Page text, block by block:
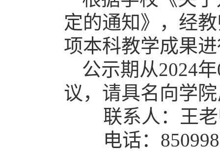
定的通知》，经
项本科教学成果
公示期从2024
议，请具名向学
联系人：王
电话：